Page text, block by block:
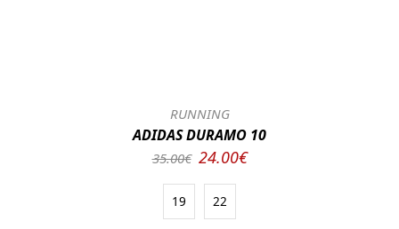
RUNNING
ADIDAS DURAMO 10
35.00€ 24.00€
19 22